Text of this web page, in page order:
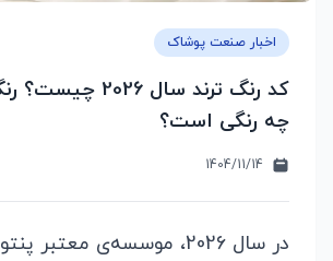
اخبار صنعت پوشاک
چه رنگی است؟
1404/11/14